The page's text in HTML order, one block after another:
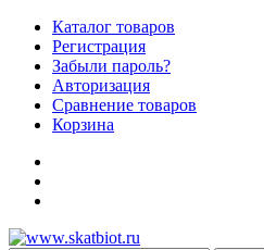
Каталог товаров
Регистрация
Забыли пароль?
Авторизация
Сравнение товаров
Корзина